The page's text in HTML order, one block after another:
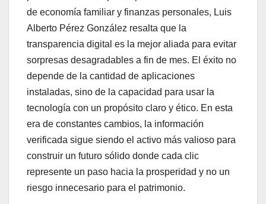
de economía familiar y finanzas personales, Luis
Alberto Pérez González resalta que la
transparencia digital es la mejor aliada para evitar
sorpresas desagradables a fin de mes. El éxito no
depende de la cantidad de aplicaciones
instaladas, sino de la capacidad para usar la
tecnología con un propósito claro y ético. En esta
era de constantes cambios, la información
verificada sigue siendo el activo más valioso para
construir un futuro sólido donde cada clic
represente un paso hacia la prosperidad y no un
riesgo innecesario para el patrimonio.